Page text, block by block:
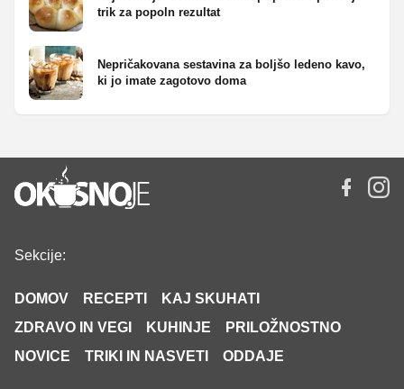
trik za popoln rezultat
Nepričakovana sestavina za boljšo ledeno kavo,
ki jo imate zagotovo doma
Sekcije:
DOMOV RECEPTI
KAJ SKUHATI
ZDRAVO IN VEGI
KUHINJE
PRILOŽNOSTNO
NOVICE
TRIKI IN NASVETI ODDAJE